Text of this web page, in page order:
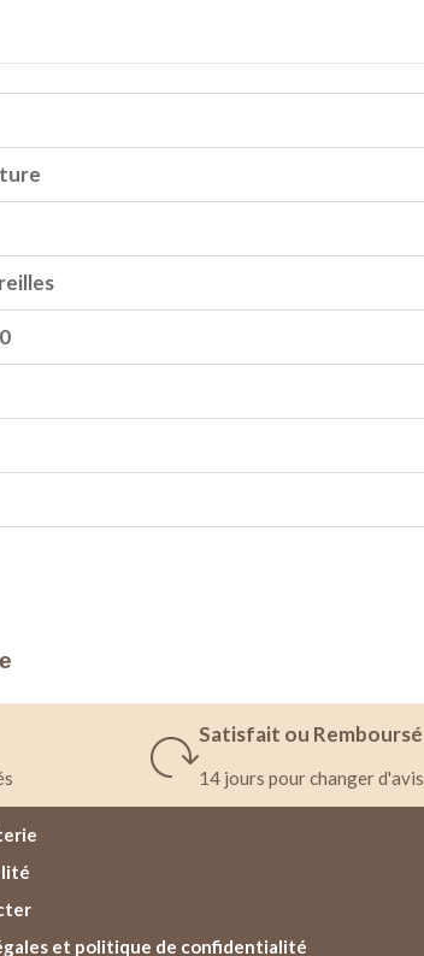
Satisfait ou Remboursé
14 jours pour changer d'avis
et politique de confidentialité